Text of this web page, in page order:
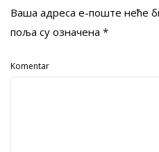
Ваша адреса е-поште неће
поља су означена *
Komentar